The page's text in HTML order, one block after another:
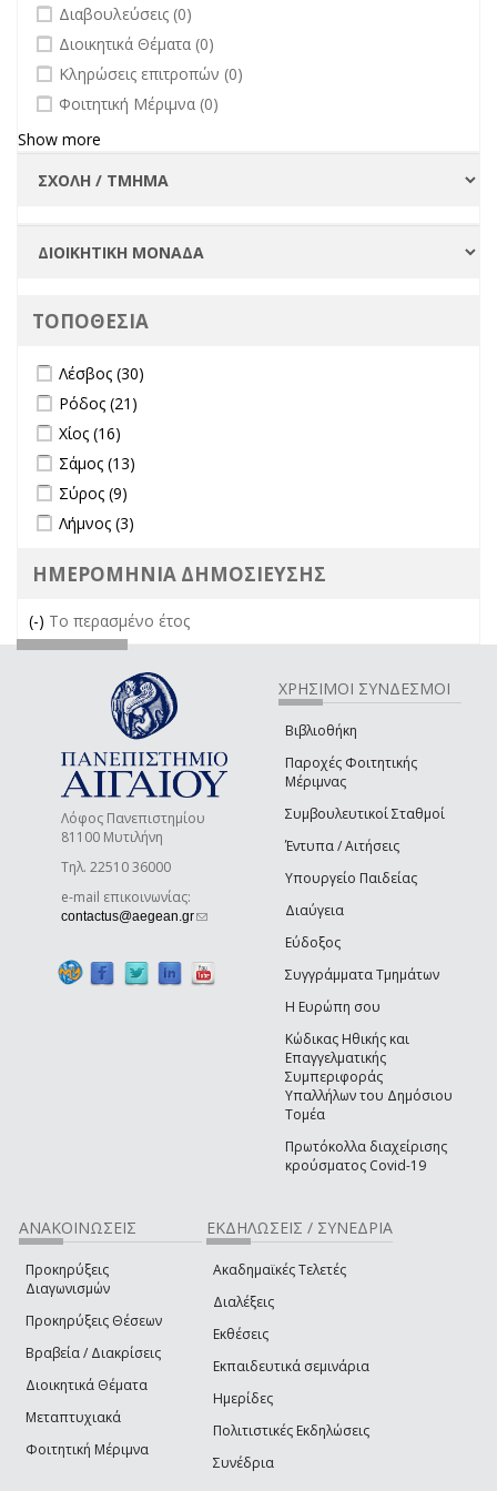
undefined
Διαβουλεύσεις (0)
undefined
Διοικητικά Θέματα (0)
undefined
Κληρώσεις επιτροπών (0)
undefined
Φοιτητική Μέριμνα (0)
Show more
ΤΟΠΟΘΕΣΙΑ
Apply Λέσβος filter
Λέσβος (30)
Apply Ρόδος filter
Ρόδος (21)
Apply Χίος filter
Χίος (16)
Apply Σάμος filter
Σάμος (13)
Apply Σύρος filter
Σύρος (9)
Apply Λήμνος filter
Λήμνος (3)
ΗΜΕΡΟΜΗΝΙΑ ΔΗΜΟΣΙΕΥΣΗΣ
(-) Remove Το περασμένο έτος filter
Το περασμένο έτος
Λόφος Πανεπιστημίου
81100 Μυτιλήνη
Τηλ. 22510 36000
e-mail επικοινωνίας:
contactus@aegean.gr(link sends e-mail)
ΧΡΗΣΙΜΟΙ ΣΥΝΔΕΣΜΟΙ
Βιβλιοθήκη
Παροχές Φοιτητικής
Μέριμνας
Συμβουλευτικοί Σταθμοί
Έντυπα / Αιτήσεις
Υπουργείο Παιδείας
Διαύγεια
Εύδοξος
Συγγράμματα Τμημάτων
Η Ευρώπη σου
Κώδικας Ηθικής και
Επαγγελματικής
Συμπεριφοράς
Υπαλλήλων του Δημόσιου
Τομέα
Πρωτόκολλα διαχείρισης
κρούσματος Covid-19
ΑΝΑΚΟΙΝΩΣΕΙΣ
Προκηρύξεις
Διαγωνισμών
Προκηρύξεις Θέσεων
Βραβεία / Διακρίσεις
Διοικητικά Θέματα
Μεταπτυχιακά
Φοιτητική Μέριμνα
ΕΚΔΗΛΩΣΕΙΣ / ΣΥΝΕΔΡΙΑ
Ακαδημαϊκές Τελετές
Διαλέξεις
Εκθέσεις
Εκπαιδευτικά σεμινάρια
Ημερίδες
Πολιτιστικές Εκδηλώσεις
Συνέδρια